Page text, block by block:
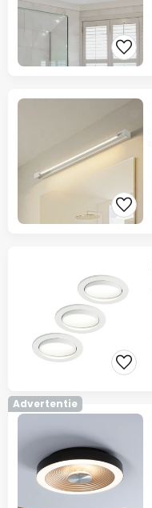
Advertentie